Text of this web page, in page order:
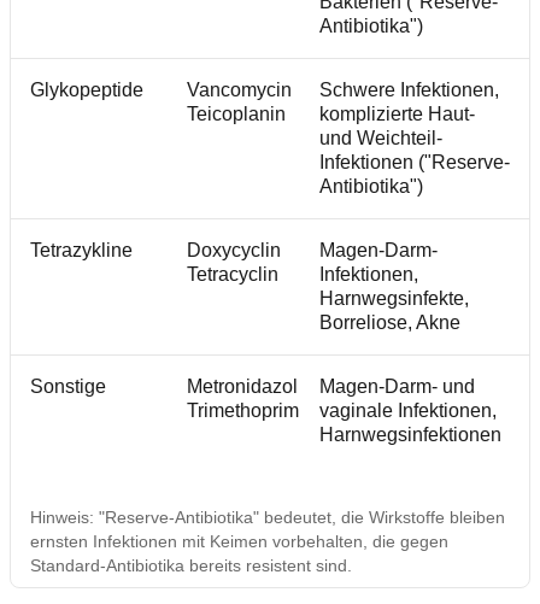
Antibiotika")
Glykopeptide
Vancomycin
Teicoplanin
Schwere Infektionen,
komplizierte Haut-
und Weichteil-
Infektionen ("Reserve-
Antibiotika")
Tetrazykline
Doxycyclin
Tetracyclin
Magen-Darm-
Infektionen,
Harnwegsinfekte,
Borreliose, Akne
Sonstige
Metronidazol
Trimethoprim
Magen-Darm- und
vaginale Infektionen,
Harnwegsinfektionen
Hinweis: "Reserve-Antibiotika" bedeutet, die Wirkstoffe bleiben
ernsten Infektionen mit Keimen vorbehalten, die gegen
Standard-Antibiotika bereits resistent sind.